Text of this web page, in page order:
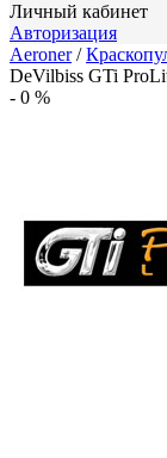
Личный кабинет
Авторизация
Aeroner/
DeVilbiss GTi
- 0 %